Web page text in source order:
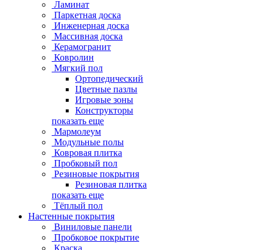
Ламинат
Паркетная доска
Инженерная доска
Массивная доска
Керамогранит
Ковролин
Мягкий пол
Ортопедический
Цветные пазлы
Игровые зоны
Конструкторы
показать еще
Мармолеум
Модульные полы
Ковровая плитка
Пробковый пол
Резиновые покрытия
Резиновая плитка
показать еще
Тёплый пол
Настенные покрытия
Виниловые панели
Пробковое покрытие
Краска